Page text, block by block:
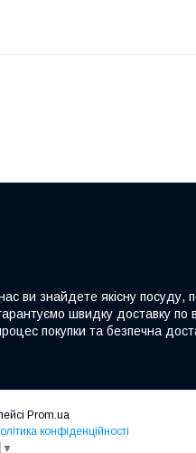
ви знайдете якісну посуду,
швидку доставку по
покупки та безпечна
Prom.ua
конфіденційності
▼